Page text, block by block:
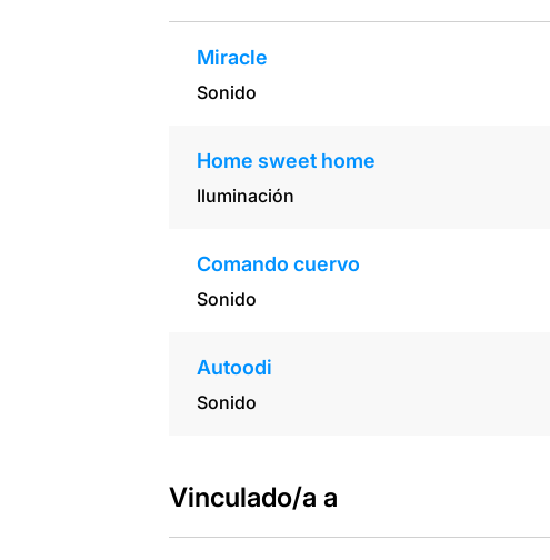
Miracle
Sonido
Home sweet home
Iluminación
Comando cuervo
Sonido
Autoodi
Sonido
Vinculado/a a